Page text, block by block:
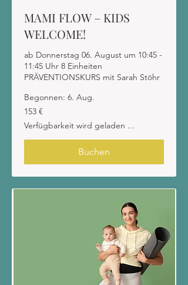
MAMI FLOW – KIDS
WELCOME!
ab Donnerstag 06. August um 10:45 -
11:45 Uhr 8 Einheiten
PRÄVENTIONSKURS mit Sarah Stöhr
Begonnen: 6. Aug.
153
Euro
153 €
Verfügbarkeit wird geladen ...
Buchen